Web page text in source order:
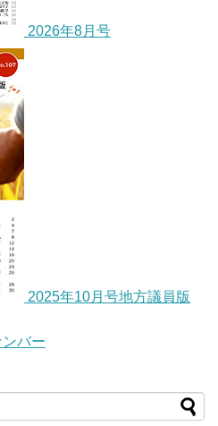
2026年8月号
2025年10月号地方議員版
ンバー